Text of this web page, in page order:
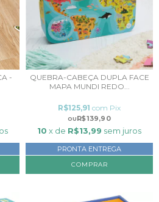
-
QUEBRA-CABEÇA DUPLA FACE
MAPA MUNDI REDO...
R$139,90
R$125,91 com Pix
10 x de R$13,99 sem juros
PRONTA ENTREGA